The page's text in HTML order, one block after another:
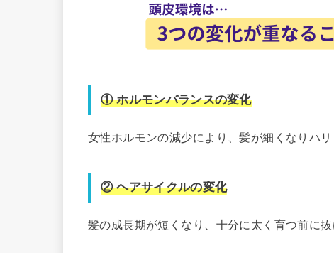
① ホルモンバランスの変化
女性ホルモンの減少により、髪が細くなりハ
② ヘアサイクルの変化
髪の成長期が短くなり、十分に太く育つ前に